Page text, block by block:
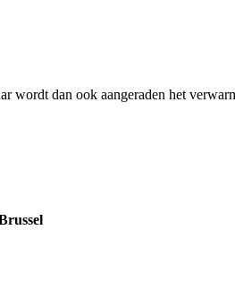
wordt dan ook aangeraden het